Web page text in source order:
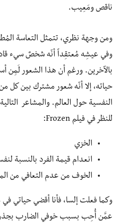
ناقص ومَعِيب.
ومن وجهة نظري، تتمثل التعاسة
وفي عيشِه مُعتقِداً أنّه شخصٌ سيء
بالآخرين. ورغم أن هذا الشعور لَمِن
حياته، إلا أنّه شعور مشترك بين كل
النفسية حول العالم. والمشاعر
للنظر في فيلم Frozen:
الخزي
انعدام قيمة الفرد بالنسبة
الخوف من عدم التعافي من
وكما فعلت إلسا، فأنا أقضي حياتي
عمَّن أُحِب بسبب خوفي الضارب